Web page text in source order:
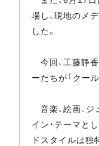
場し、現地のメ
した。
今回、工藤静
ーたちが「クー
音楽、絵画、
イン・テーマと
ドスタイルは